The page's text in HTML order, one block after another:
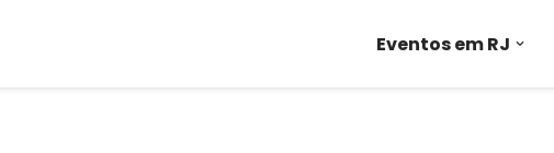
Eventos em RJ